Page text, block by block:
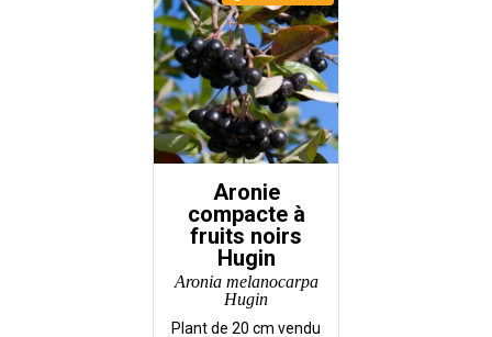
Aronie
compacte à
fruits noirs
Hugin
Aronia melanocarpa
Hugin
Plant de 20 cm vendu